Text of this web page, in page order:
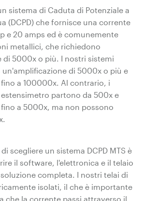
sistema di Caduta di Potenziale a
(DCPD) che fornisce una corrente
e 20 amps ed è comunemente
metallici, che richiedono
di 5000x o più. I nostri sistemi
un'amplificazione di 5000x o più e
a 100000x. Al contrario, i
partono da 500x e
a 5000x, ma non possono
scegliere un sistema DCPD MTS è
il software, l'elettronica e il telaio
completa. I nostri telai di
isolati, il che è importante
che la corrente passi attraverso il